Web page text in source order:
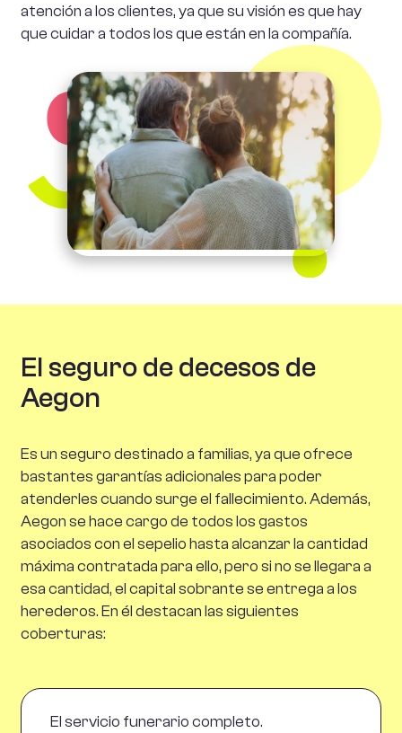
atención a los clientes, ya que su visión es que hay
que cuidar a todos los que están en la compañía.
El seguro de decesos de
Aegon
Es un seguro destinado a familias, ya que ofrece
bastantes garantías adicionales para poder
atenderles cuando surge el fallecimiento. Además,
Aegon se hace cargo de todos los gastos
asociados con el sepelio hasta alcanzar la cantidad
máxima contratada para ello, pero si no se llegara a
esa cantidad, el capital sobrante se entrega a los
herederos. En él destacan las siguientes
coberturas:
El servicio funerario completo.